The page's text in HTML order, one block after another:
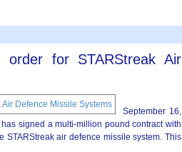
order for STARStreak Air
September 16,
signed a multi-million pound contract with
STARStreak air defence missile system. This